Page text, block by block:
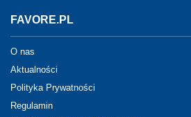
FAVORE.PL
O nas
Aktualności
Polityka Prywatności
Regulamin